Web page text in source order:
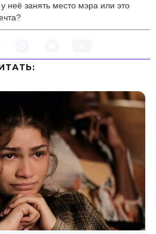
неё занять место мэра или это